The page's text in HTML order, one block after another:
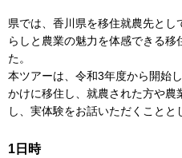
県では、香川県を移住就農先と
らしと農業の魅力を体感できる
た。
本ツアーは、令和3年度から開始
かけに移住し、就農された方や農
し、実体験をお話いただくことと
1日時